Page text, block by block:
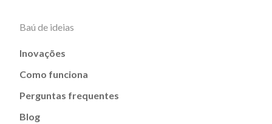
Baú de ideias
Inovações
Como funciona
Perguntas frequentes
Blog